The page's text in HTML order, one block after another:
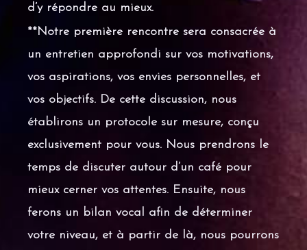
d’y répondre au mieux.
**Notre première rencontre sera consacrée à
un entretien approfondi sur vos motivations,
vos aspirations, vos envies personnelles, et
vos objectifs. De cette discussion, nous
établirons un protocole sur mesure, conçu
exclusivement pour vous. Nous prendrons le
temps de discuter autour d’un café pour
mieux cerner vos attentes. Ensuite, nous
ferons un bilan vocal afin de déterminer
votre niveau, et à partir de là, nous pourrons